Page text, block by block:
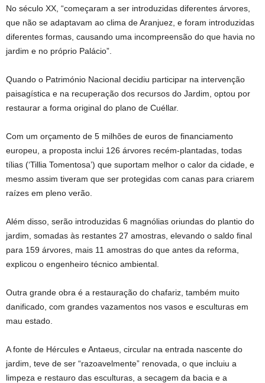
No século XX, “começaram a ser introduzidas diferentes árvores,
que não se adaptavam ao clima de Aranjuez, e foram introduzidas
diferentes formas, causando uma incompreensão do que havia no
jardim e no próprio Palácio”.
Quando o Património Nacional decidiu participar na intervenção
paisagística e na recuperação dos recursos do Jardim, optou por
restaurar a forma original do plano de Cuéllar.
Com um orçamento de 5 milhões de euros de financiamento
europeu, a proposta inclui 126 árvores recém-plantadas, todas
tílias (‘Tillia Tomentosa’) que suportam melhor o calor da cidade, e
mesmo assim tiveram que ser protegidas com canas para criarem
raízes em pleno verão.
Além disso, serão introduzidas 6 magnólias oriundas do plantio do
jardim, somadas às restantes 27 amostras, elevando o saldo final
para 159 árvores, mais 11 amostras do que antes da reforma,
explicou o engenheiro técnico ambiental.
Outra grande obra é a restauração do chafariz, também muito
danificado, com grandes vazamentos nos vasos e esculturas em
mau estado.
A fonte de Hércules e Antaeus, circular na entrada nascente do
jardim, teve de ser “razoavelmente” renovada, o que incluiu a
limpeza e restauro das esculturas, a secagem da bacia e a